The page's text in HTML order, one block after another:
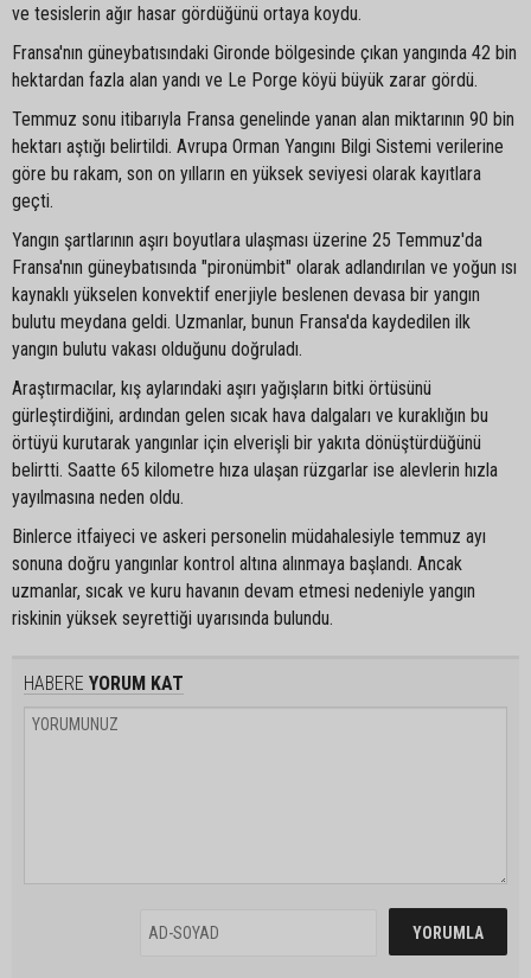
ve tesislerin ağır hasar gördüğünü ortaya koydu.
Fransa'nın güneybatısındaki Gironde bölgesinde çıkan yangında 42 bin
hektardan fazla alan yandı ve Le Porge köyü büyük zarar gördü.
Temmuz sonu itibarıyla Fransa genelinde yanan alan miktarının 90 bin
hektarı aştığı belirtildi. Avrupa Orman Yangını Bilgi Sistemi verilerine
göre bu rakam, son on yılların en yüksek seviyesi olarak kayıtlara
geçti.
Yangın şartlarının aşırı boyutlara ulaşması üzerine 25 Temmuz'da
Fransa'nın güneybatısında "pironümbit" olarak adlandırılan ve yoğun ısı
kaynaklı yükselen konvektif enerjiyle beslenen devasa bir yangın
bulutu meydana geldi. Uzmanlar, bunun Fransa'da kaydedilen ilk
yangın bulutu vakası olduğunu doğruladı.
Araştırmacılar, kış aylarındaki aşırı yağışların bitki örtüsünü
gürleştirdiğini, ardından gelen sıcak hava dalgaları ve kuraklığın bu
örtüyü kurutarak yangınlar için elverişli bir yakıta dönüştürdüğünü
belirtti. Saatte 65 kilometre hıza ulaşan rüzgarlar ise alevlerin hızla
yayılmasına neden oldu.
Binlerce itfaiyeci ve askeri personelin müdahalesiyle temmuz ayı
sonuna doğru yangınlar kontrol altına alınmaya başlandı. Ancak
uzmanlar, sıcak ve kuru havanın devam etmesi nedeniyle yangın
riskinin yüksek seyrettiği uyarısında bulundu.
HABERE YORUM KAT